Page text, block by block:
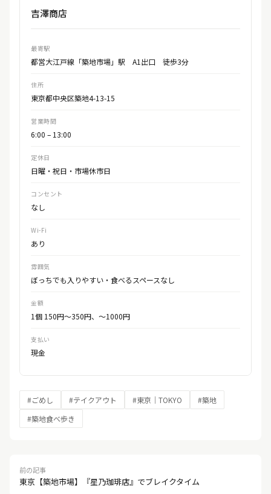
吉澤商店
最寄駅
都営大江戸線「築地市場」駅 A1出口 徒歩3分
住所
東京都中央区築地4-13-15
営業時間
6:00 – 13:00
定休日
日曜・祝日・市場休市日
コンセント
なし
Wi-Fi
あり
雰囲気
ぼっちでも入りやすい・食べるスペースなし
金額
1個 150円〜350円、〜1000円
支払い
現金
#ごめし #テイクアウト #東京｜TOKYO
#築地
#築地食べ歩き
前の記事
東京【築地市場】『星乃珈琲店』でブレイクタイム